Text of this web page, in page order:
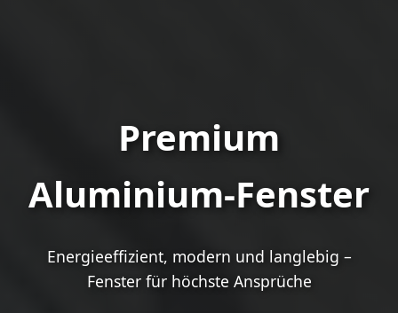
Premium
Aluminium-Fenster
Energieeffizient, modern und langlebig –
Fenster für höchste Ansprüche